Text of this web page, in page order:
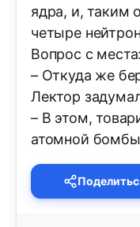
ядра, и, таким
четыре
Вопрос с места:
– Откуда же
Лектор
– В этом,
атомной